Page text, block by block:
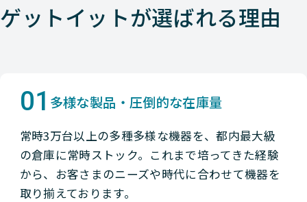
ゲットイットが選ばれる理由
01 多様な製品・圧倒的な在庫量
常時3万台以上の多種多様な機器を、都内最大級
の倉庫に常時ストック。これまで培ってきた経験
から、お客さまのニーズや時代に合わせて機器を
取り揃えております。